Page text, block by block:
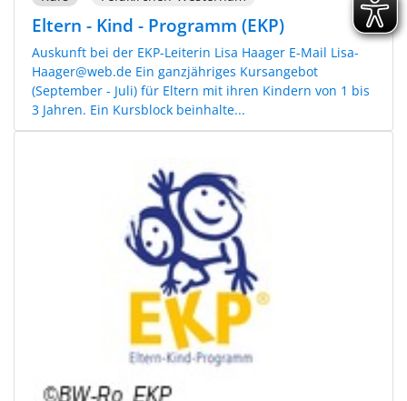
Eltern - Kind - Programm (EKP)
Auskunft bei der EKP-Leiterin Lisa Haager E-Mail Lisa-
Haager@web.de Ein ganzjähriges Kursangebot
(September - Juli) für Eltern mit ihren Kindern von 1 bis
3 Jahren. Ein Kursblock beinhalte...